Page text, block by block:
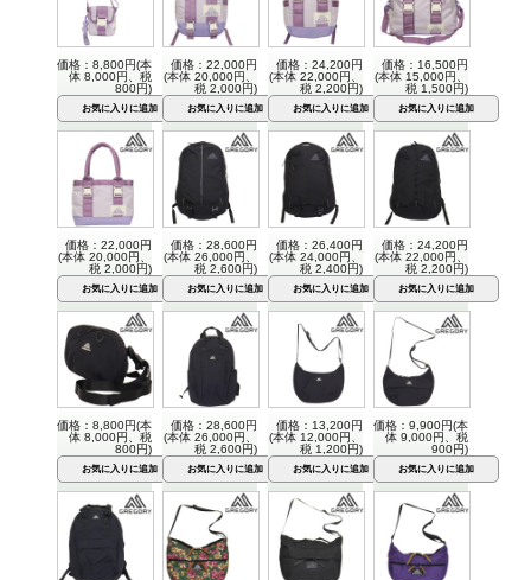
価格：8,800円(本
体 8,000円、税
800円)
価格：22,000円
(本体 20,000円、
税 2,000円)
価格：24,200円
(本体 22,000円、
税 2,200円)
価格：16,500円
(本体 15,000円、
税 1,500円)
価格：22,000円
(本体 20,000円、
税 2,000円)
価格：28,600円
(本体 26,000円、
税 2,600円)
価格：26,400円
(本体 24,000円、
税 2,400円)
価格：24,200円
(本体 22,000円、
税 2,200円)
価格：8,800円(本
体 8,000円、税
800円)
価格：28,600円
(本体 26,000円、
税 2,600円)
価格：13,200円
(本体 12,000円、
税 1,200円)
価格：9,900円(本
体 9,000円、税
900円)